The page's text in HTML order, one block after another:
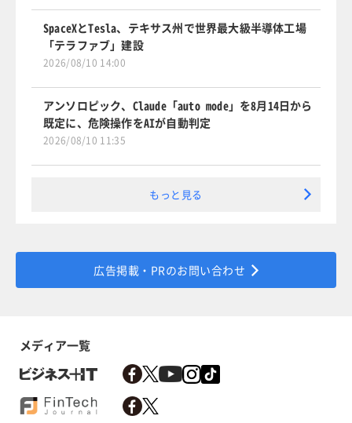
SpaceXとTesla、テキサス州で世界最大級半導体工場
「テラファブ」建設
2026/08/10 14:00
アンソロピック、Claude「auto mode」を8月14日から
既定に、危険操作をAIが自動判定
2026/08/10 11:35
もっと見る
広告掲載・PRのお問い合わせ
メディア一覧